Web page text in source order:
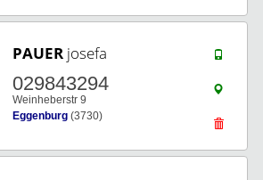
PAUER josefa
029843294
Weinheberstr 9
Eggenburg (3730)